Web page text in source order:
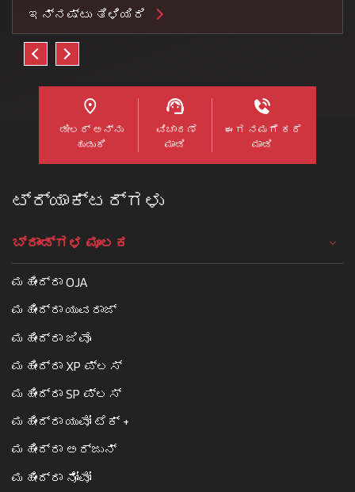
ಇನ್ನಷ್ಟು ತಿಳಿಯಿರಿ
ಡೀಲರ್ ಅನ್ನು
ಹುಡುಕಿ
ವಿಚಾರಣೆ
ಮಾಡಿ
ಈಗ ನಮಗೆ ಕರೆ
ಮಾಡಿ
ಟ್ರ್ಯಾಕ್ಟರ್ಗಳು
ಬ್ರಾಂಡ್ಗಳ ಮೂಲಕ
ಮಹೀಂದ್ರಾ OJA
ಮಹೀಂದ್ರಾ ಯುವರಾಜ್
ಮಹೀಂದ್ರಾ ಜಿವೊ
ಮಹೀಂದ್ರಾ XP ಪ್ಲಸ್
ಮಹೀಂದ್ರಾ SP ಪ್ಲಸ್
ಮಹೀಂದ್ರಾ ಯುವೋ ಟೆಕ್ +
ಮಹೀಂದ್ರಾ ಅರ್ಜುನ್
ಮಹೀಂದ್ರಾ ನೋವೋ